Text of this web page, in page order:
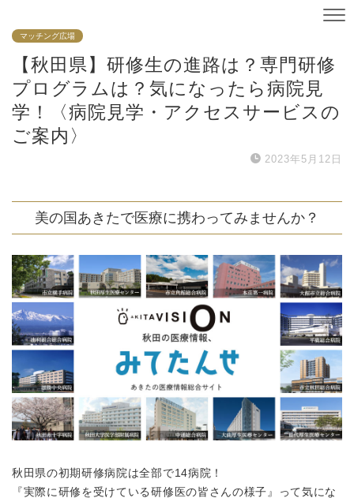
マッチング広場
【秋田県】研修生の進路は？専門研修
プログラムは？気になったら病院見
学！〈病院見学・アクセスサービスの
ご案内〉
2023年5月12日
美の国あきたで医療に携わってみませんか？
秋田県の初期研修病院は全部で14病院！
『実際に研修を受けている研修医の皆さんの様子』って気にな